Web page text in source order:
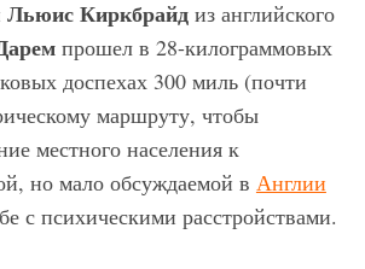
Льюис Киркбрайдиз английского
прошел в 28-килограммовых
доспехах 300 миль (почти
маршруту, чтобы
местного населения к
но мало обсуждаемой в Англии
с психическими расстройствами.